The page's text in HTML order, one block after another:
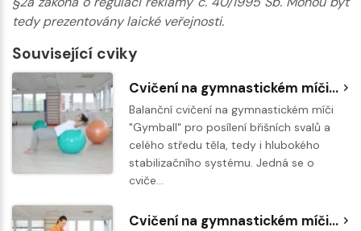
tedy prezentovány laické veřejnosti.
Související cviky
Cvičení na gymnastickém míči - posilování břišních svalů
Balanční cvičení na gymnastickém míči
"Gymball" pro posílení břišních svalů a
celého středu těla, tedy i hlubokého
stabilizačního systému. Jedná se o
cviče…
Cvičení na gymnastickém míči - Posílení lopatek a zádového svalstva